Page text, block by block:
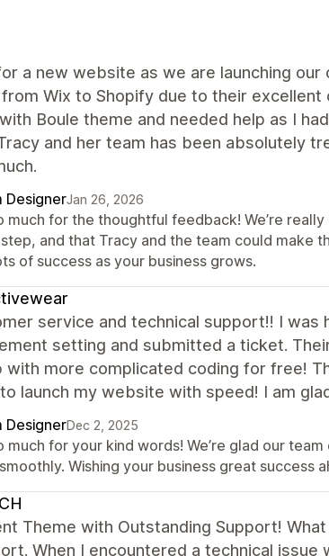
a new website as we are launching
Wix to Shopify due to their excellent
Boule theme and needed help as I
and her team has been absolutely
DesignerJan 26, 2026
much for the thoughtful feedback! We’re
and that Tracy and the team could make
of success as your business grows.
service and technical support!! I
setting and submitted a ticket.
with more complicated coding for free!
launch my website with speed! I am
DesignerDec 2, 2025
much for your kind words! We’re glad our
Wishing your business great success
Theme with Outstanding Support!
When I encountered a technical